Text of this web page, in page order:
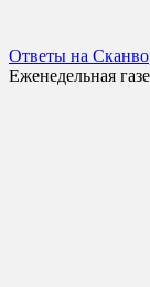
Ответы на
Еженедельная